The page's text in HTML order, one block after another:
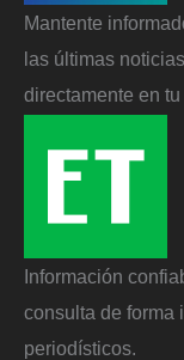
Mantente
las últimas
directamente en
Información
consulta de forma
periodísticos.